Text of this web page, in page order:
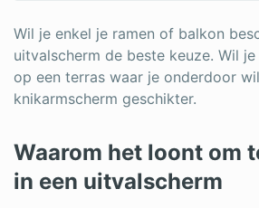
Wil je enkel je ramen of balkon
uitvalscherm de beste keuze. Wil
op een terras waar je onderdoor
knikarmscherm geschikter.
Waarom het loont om
in een uitvalscherm